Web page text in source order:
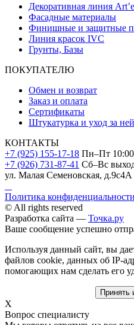
Декоративная линия
Фасадные материалы
Финишные и защитные
Линия красок IVC
Грунты, Базы
ПОКУПАТЕЛЮ
Обмен и возврат
Заказ и оплата
Сертификаты
Штукатурка и уход за ней
КОНТАКТЫ
+7 (925) 155-17-18 Пн–Пт
+7 (926) 731-87-41 Сб–Вс
ул. Малая Семеновская, д.9с4А
Политика конфиденциальности
© All rights reserved
Разработка сайта — Точка.ру
Ваше сообщение успешно
Используя данный сайт, вы
файлов cookie, данных об IP-
помогающих нам сделать его
Принять
X
Вопрос специалисту